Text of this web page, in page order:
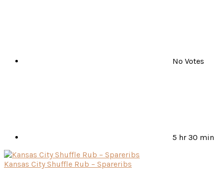
No Votes
5 hr 30 min
Kansas City Shuffle Rub – Spareribs